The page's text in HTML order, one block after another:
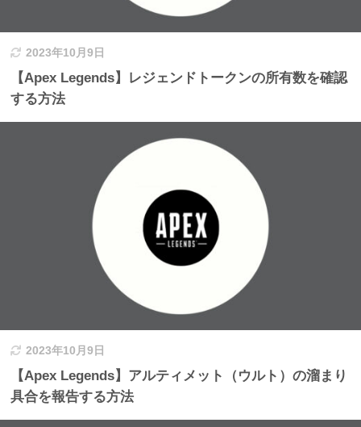
2023年10月9日
【Apex Legends】レジェンドトークンの所有数を確認
する方法
2023年10月9日
【Apex Legends】アルティメット（ウルト）の溜まり
具合を報告する方法